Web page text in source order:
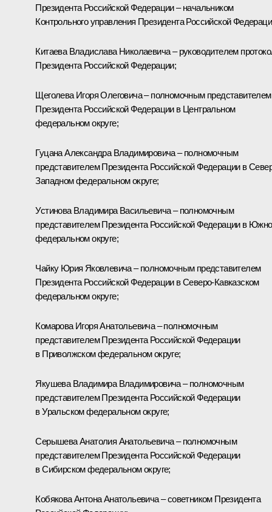
Президента Российской Федерации – начальником
Контрольного управления Президента Российской
КитаеваВладислава Николаевича – руководителем
Президента Российской Федерации;
Щеголева Игоря Олеговича – полномочным представителем
Президента Российской Федерации в Центральном
федеральном округе;
ГуцанаАлександра Владимировича – полномочным
представителем Президента Российской Федерации в
Западном федеральном округе;
УстиноваВладимира Васильевича – полномочным
представителем Президента Российской Федерации в
федеральном округе;
ЧайкуЮрия Яковлевича – полномочным представителем
Президента Российской Федерации в Северо-Кавказском
федеральном округе;
КомароваИгоря Анатольевича – полномочным
представителем Президента Российской Федерации
в Приволжском федеральном округе;
ЯкушеваВладимира Владимировича – полномочным
представителем Президента Российской Федерации
в Уральском федеральном округе;
СерышеваАнатолия Анатольевича – полномочным
представителем Президента Российской Федерации
в Сибирском федеральном округе;
КобяковаАнтона Анатольевича – советником Президента